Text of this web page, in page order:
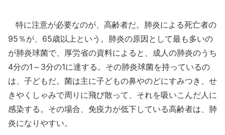
特に注意が必要なのが、高齢者だ。肺炎による死亡者の
95％が、65歳以上という。肺炎の原因として最も多いの
が肺炎球菌で、厚労省の資料によると、成人の肺炎のうち
4分の1～3分の1に達する。その肺炎球菌を持っているの
は、子どもだ。菌は主に子どもの鼻やのどにすみつき、せ
きやくしゃみで周りに飛び散って、それを吸いこんだ人に
感染する。その場合、免疫力が低下している高齢者は、肺
炎になりやすい。